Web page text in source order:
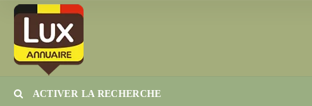
ACTIVER LA RECHERCHE